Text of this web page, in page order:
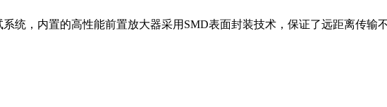
统，内置的高性能前置放大器采用SMD表面封装技术，保证了远距离传输